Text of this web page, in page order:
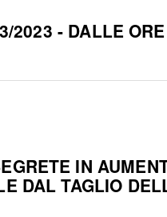
2023 - DALLE
IN
DAL TAGLIO